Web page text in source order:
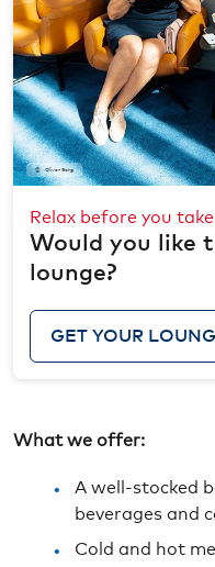
Oliver Sorg
Would you like
lounge?
Relax before you
GET YOUR
What we offer:
A well-stocked
beverages and
Cold and hot